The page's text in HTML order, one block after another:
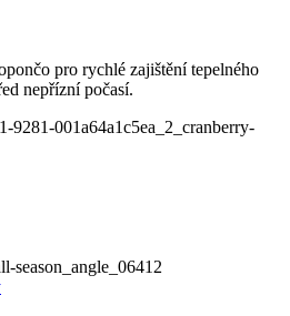
pro rychlé zajištění tepelného
nepřízní počasí.